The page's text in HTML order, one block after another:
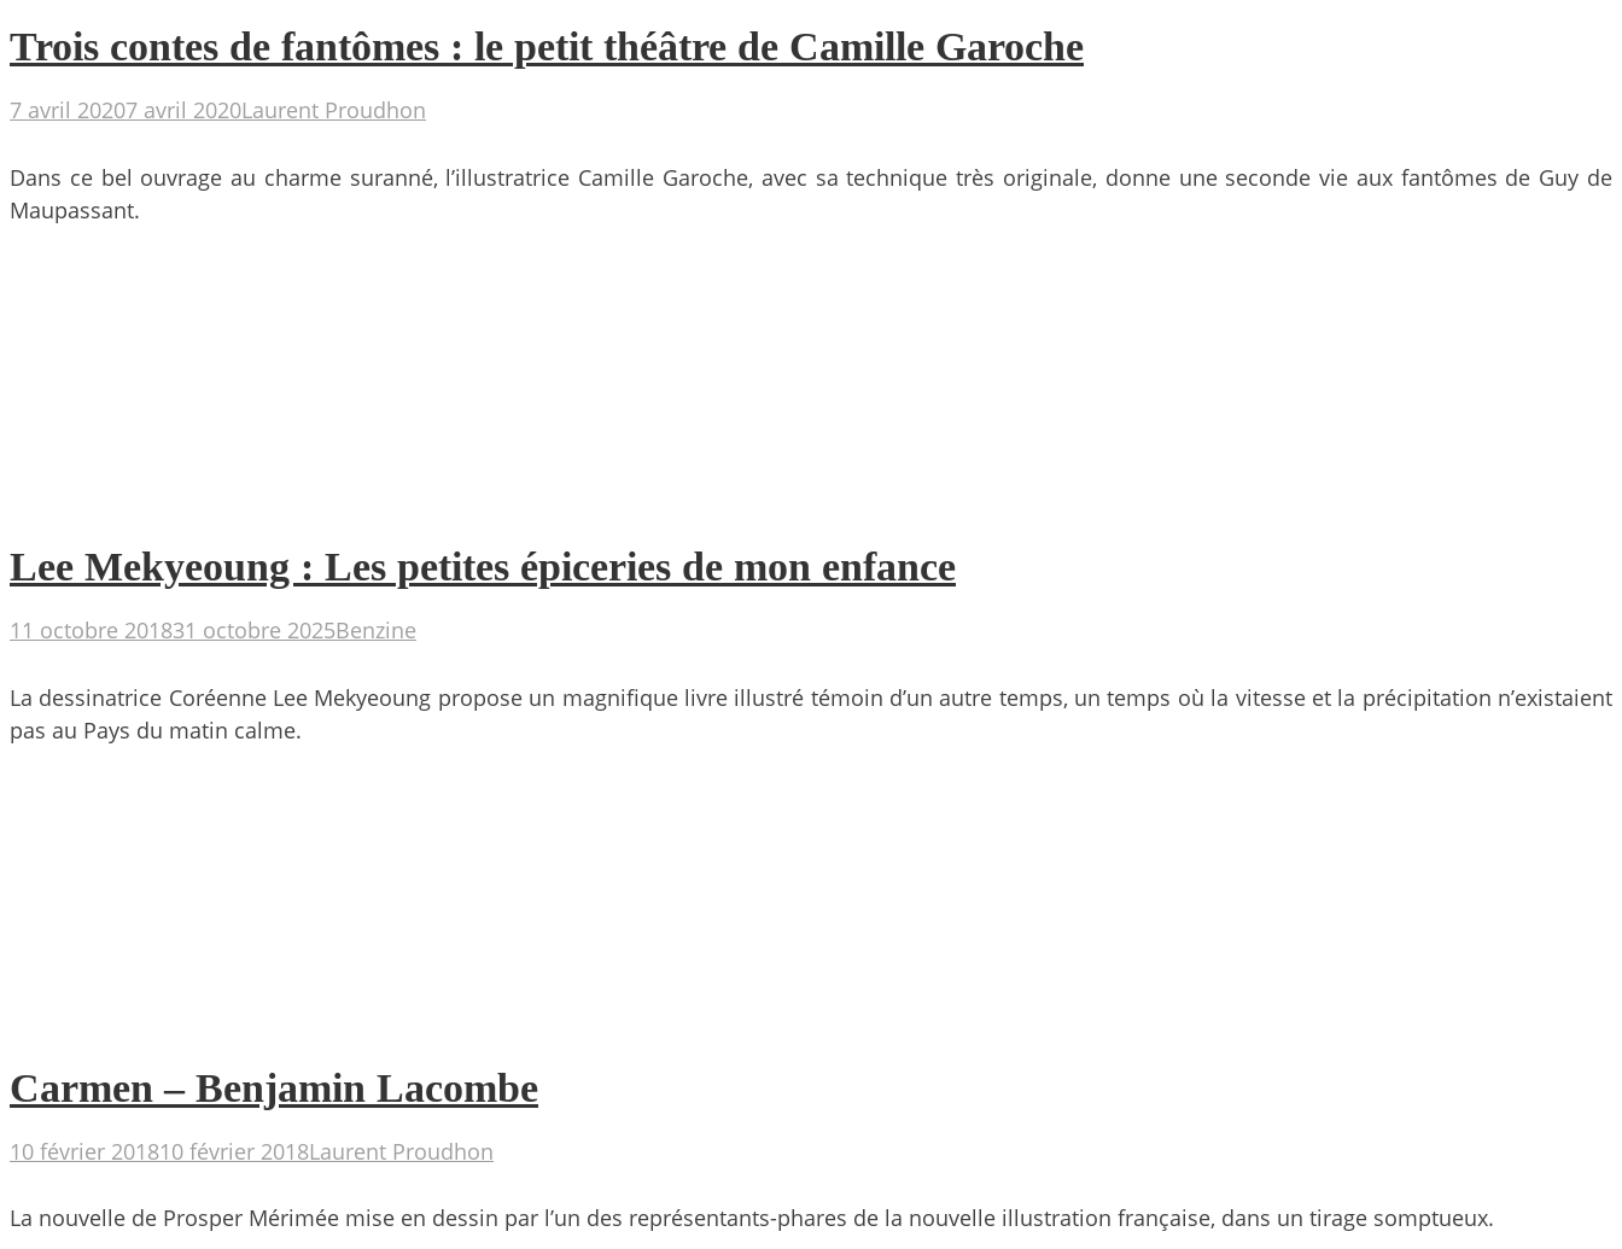
Trois contes de fantômes : le petit théâtre de Camille Garoche
7 avril 20207 avril 2020Laurent Proudhon
Dans ce bel ouvrage au charme suranné, l’illustratrice Camille Garoche, avec sa technique très originale, donne une seconde vie aux fantômes de Guy de
Maupassant.
Lee Mekyeoung : Les petites épiceries de mon enfance
11 octobre 201831 octobre 2025Benzine
La dessinatrice Coréenne Lee Mekyeoung propose un magnifique livre illustré témoin d’un autre temps, un temps où la vitesse et la précipitation n’existaient
pas au Pays du matin calme.
Carmen – Benjamin Lacombe
10 février 201810 février 2018Laurent Proudhon
La nouvelle de Prosper Mérimée mise en dessin par l’un des représentants-phares de la nouvelle illustration française, dans un tirage somptueux.